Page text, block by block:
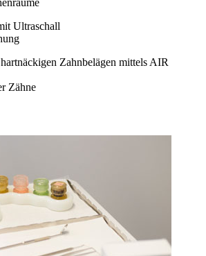
Ultraschall
Zahnbelägen mittels AIR
Zähne